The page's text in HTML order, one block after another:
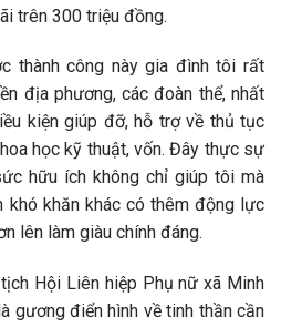
trên 300 triệu đồng.
thành công này gia đình tôi rất
địa phương, các đoàn thể, nhất
kiện giúp đỡ, hỗ trợ về thủ tục
học kỹ thuật, vốn. Đây thực sự
hữu ích không chỉ giúp tôi mà
khó khăn khác có thêm động lực
lên làm giàu chính đáng.
Hội Liên hiệp Phụ nữ xã Minh
gương điển hình về tinh thần cần